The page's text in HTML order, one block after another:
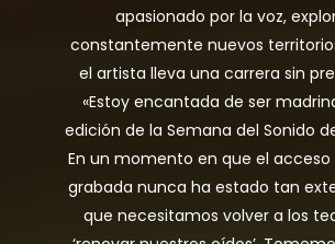
apasionado por la voz,
constantemente nuevos
el artista lleva una carrera sin
«Estoy encantada de ser
edición de la Semana del Sonido de
En un momento en que el acceso
grabada nunca ha estado tan
que necesitamos volver a los